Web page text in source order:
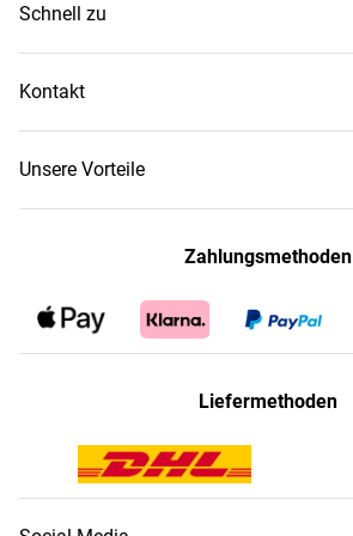
Schnell zu
Kontakt
Unsere Vorteile
Zahlungsmethoden
Liefermethoden